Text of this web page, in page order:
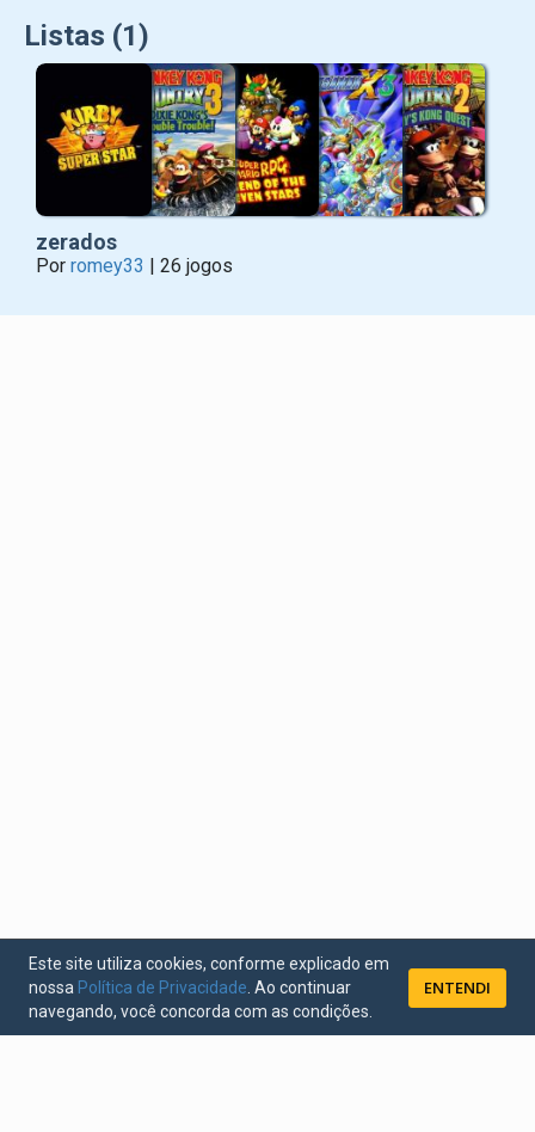
Listas (1)
zerados
Por romey33 | 26 jogos
Este site utiliza cookies, conforme explicado em
nossa Política de Privacidade . Ao continuar
navegando, você concorda com as condições.
ENTENDI